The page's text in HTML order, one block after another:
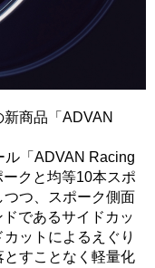
商品「ADVAN
ル「ADVAN Racing
クと均等10本スポ
つ、スポーク側面
であるサイドカッ
ットによるえぐり
すことなく軽量化